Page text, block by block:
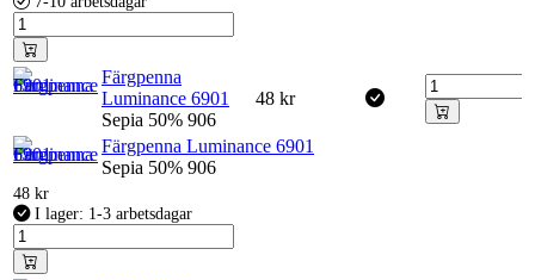
Färgpenna
Luminance 6901
Sepia 50% 906
48 kr
Färgpenna Luminance 6901
Sepia 50% 906
48 kr
I lager: 1-3 arbetsdagar